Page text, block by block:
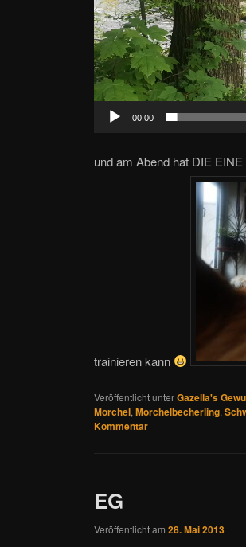
00:00
und am Abend hat DIE
trainieren kann
Veröffentlicht unterGazella's
Morchel, Morchelbecherling,
Kommentar
EG
Veröffentlicht am 28. Mai 2013